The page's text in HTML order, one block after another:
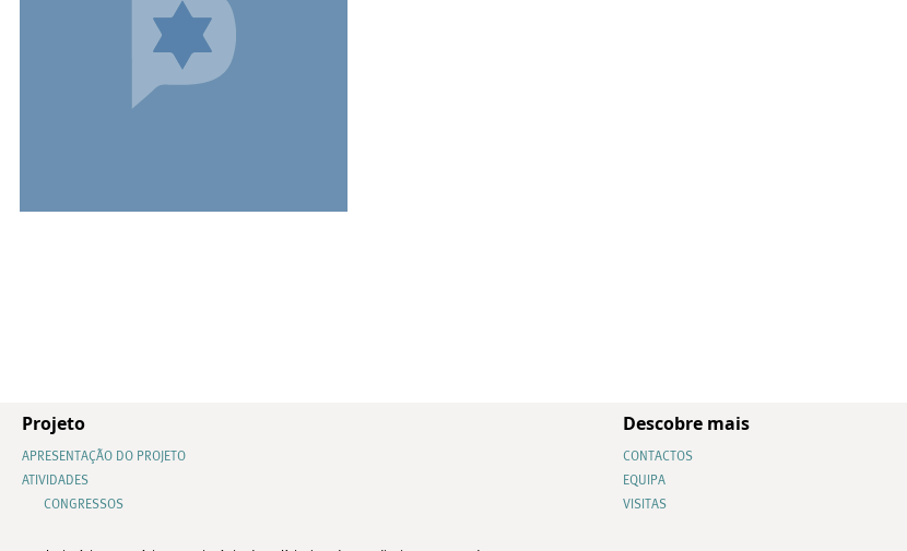
Projeto
APRESENTAÇÃO DO PROJETO
ATIVIDADES
CONGRESSOS
Descobre mais
CONTACTOS
EQUIPA
VISITAS